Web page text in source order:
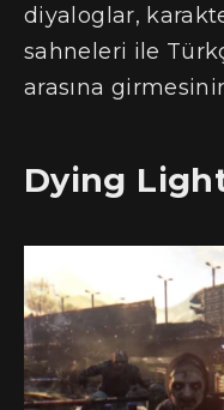
diyaloglar,
sahneleri ile
arasına
Dying